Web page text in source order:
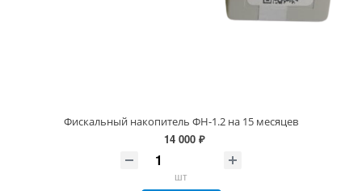
Фискальный накопитель ФН-1.2 на 15 месяцев
14 000 ₽
шт